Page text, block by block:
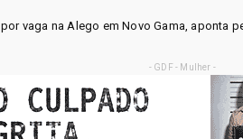
Gama, aponta pesquisa IGAPE
- GDF - Mulher -